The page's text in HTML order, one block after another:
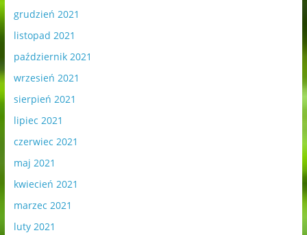
grudzień 2021
listopad 2021
październik 2021
wrzesień 2021
sierpień 2021
lipiec 2021
czerwiec 2021
maj 2021
kwiecień 2021
marzec 2021
luty 2021